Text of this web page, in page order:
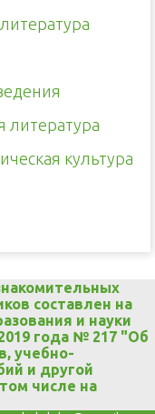
литература
культура
составлен на
и науки
года № 217 "Об
учебно-
и другой
числе на